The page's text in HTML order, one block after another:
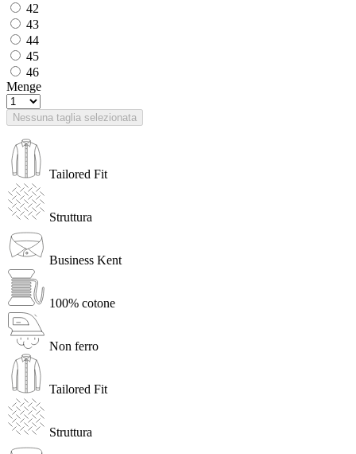
42
43
44
45
46
Menge
Nessuna taglia selezionata
Tailored Fit
Struttura
Business Kent
100% cotone
Non ferro
Tailored Fit
Struttura